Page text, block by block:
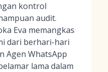
kontrol
audit.
Eva memangkas
dari berhari-hari
Agen WhatsApp
lama dalam